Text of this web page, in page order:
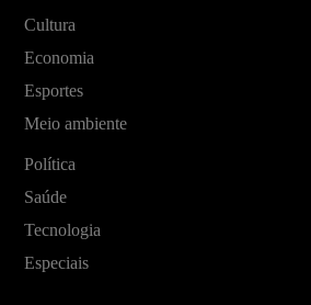
Cultura
Economia
Esportes
Meio ambiente
Política
Saúde
Tecnologia
Especiais